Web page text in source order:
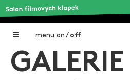
menu on / off
Home
GALERIE